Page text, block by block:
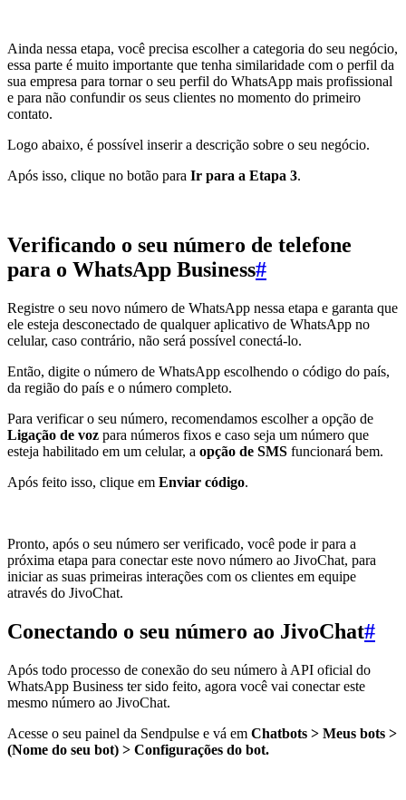
Ainda nessa etapa, você precisa escolher a categoria do seu negócio,
essa parte é muito importante que tenha similaridade com o perfil da
sua empresa para tornar o seu perfil do WhatsApp mais profissional
e para não confundir os seus clientes no momento do primeiro
contato.
Logo abaixo, é possível inserir a descrição sobre o seu negócio.
Após isso, clique no botão para Ir para a Etapa 3.
Verificando o seu número de telefone
para o WhatsApp Business#
Registre o seu novo número de WhatsApp nessa etapa e garanta que
ele esteja desconectado de qualquer aplicativo de WhatsApp no
celular, caso contrário, não será possível conectá-lo.
Então, digite o número de WhatsApp escolhendo o código do país,
da região do país e o número completo.
Para verificar o seu número, recomendamos escolher a opção de
Ligação de voz para números fixos e caso seja um número que
esteja habilitado em um celular, a opção de SMS funcionará bem.
Após feito isso, clique em Enviar código.
Pronto, após o seu número ser verificado, você pode ir para a
próxima etapa para conectar este novo número ao JivoChat, para
iniciar as suas primeiras interações com os clientes em equipe
através do JivoChat.
Conectando o seu número ao JivoChat#
Após todo processo de conexão do seu número à API oficial do
WhatsApp Business ter sido feito, agora você vai conectar este
mesmo número ao JivoChat.
Acesse o seu painel da Sendpulse e vá em Chatbots > Meus bots >
(Nome do seu bot) > Configurações do bot.